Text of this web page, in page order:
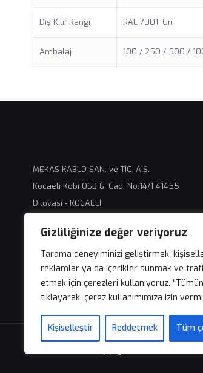
Gizliliğinize değer veriyoruz
Tarama deneyiminizi geliştirmek,
reklamlar ya da içerikler sunmak ve
etmek için çerezleri kullanıyoruz.
tıklayarak, çerez kullanımımıza izin
Kişiselleştir Reddetmek Tüm
Dış Kılıf Rengi RAL 7001, Gri
Ambalaj 100 / 250 / 500 /
MEKAS KABLO SAN. ve TİC. A.Ş.
Kocaeli Kobi OSB 6. Cad. No:14/1 41455
Dilovası - KOCAELİ
info@mekaskablo,com